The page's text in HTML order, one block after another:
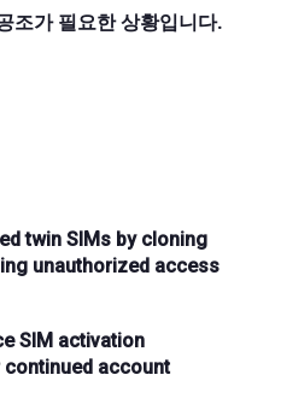
조가 필요한 상황입니다.
twin SIMs by cloning
unauthorized access
SIM activation
account